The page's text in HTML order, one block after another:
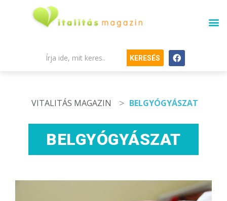
KERESÉS
VITALITÁS MAGAZIN > BELGYÓGYÁSZAT
BELGYÓGYÁSZAT